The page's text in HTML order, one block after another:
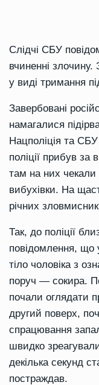
Слідчі СБУ
вчиненні
у виді тримання
Завербовані
намагалися
Нацполіція та
поліції прибув
там на них чекали
вибухівки. На
річних
Так, до поліції
повідомлення, що
тіло чоловіка з
поруч — сокира.
почали оглядати
другий поверх,
спрацювання
швидко
декілька секунд
постраждав.